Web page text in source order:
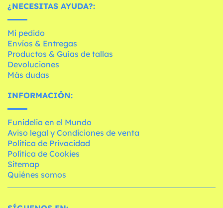
¿NECESITAS AYUDA?:
Mi pedido
Envíos & Entregas
Productos & Guías de tallas
Devoluciones
Más dudas
INFORMACIÓN:
Funidelia en el Mundo
Aviso legal y Condiciones de venta
Política de Privacidad
Política de Cookies
Sitemap
Quiénes somos